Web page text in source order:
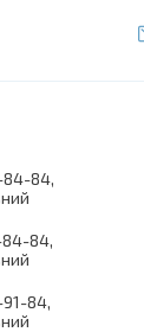
84-84
84-84
91-84